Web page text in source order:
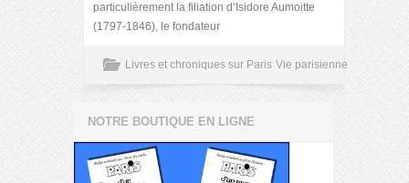
particulièrement la filiation d’Isidore Aumoitte
(1797-1846), le fondateur
Livres et chroniques sur Paris Vie parisienne
NOTRE BOUTIQUE EN LIGNE